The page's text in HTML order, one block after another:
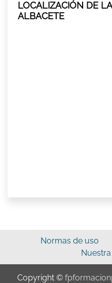
LOCALIZACIÓN DE
ALBACETE
Normas de uso
Copyright ©